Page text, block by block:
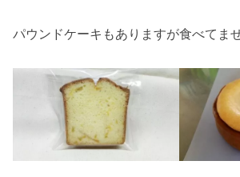
パウンドケーキもありますが食べてませ